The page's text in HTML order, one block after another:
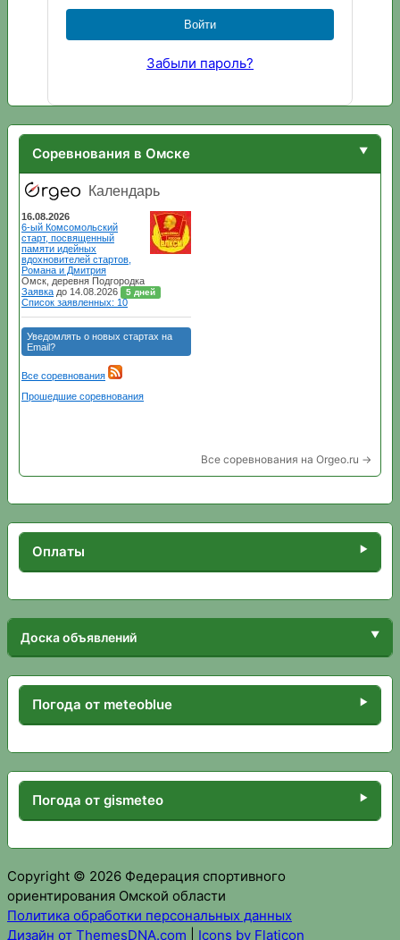
Забыли пароль?
Соревнования в Омске
Все соревнования на Orgeo.ru →
Оплаты
Доска объявлений
Погода от meteoblue
Погода от gismeteo
Copyright © 2026 Федерация спортивного
ориентирования Омской области
Политика обработки персональных данных
Дизайн от ThemesDNA.com
Icons by Flaticon